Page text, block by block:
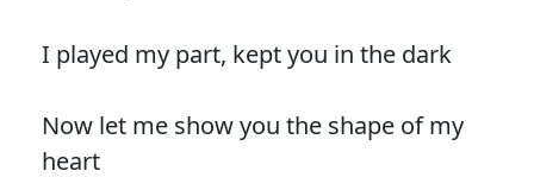
I played my part, kept you in the dark
Now let me show you the shape of my
heart